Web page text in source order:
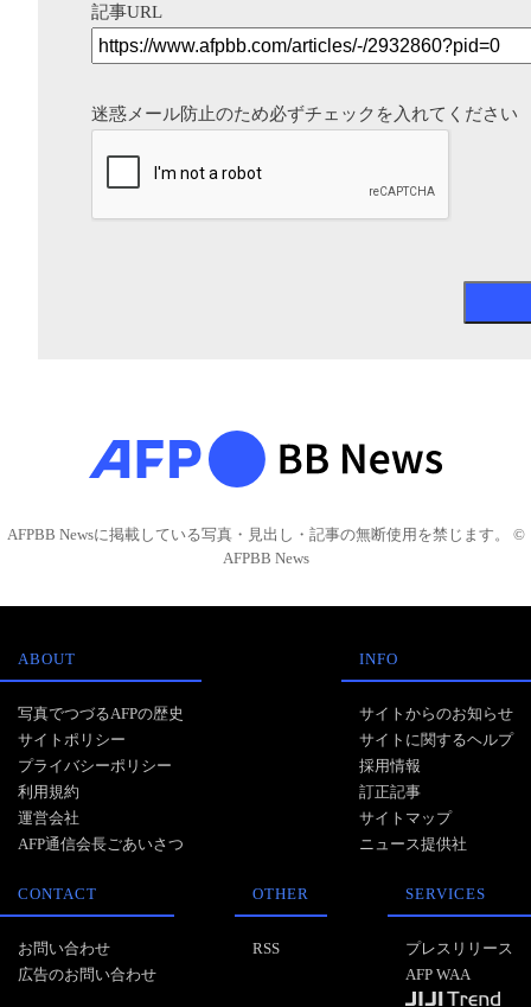
記事URL
迷惑メール防止のため必ずチェックを入れてください
AFPBB Newsに掲載している写真・見出し・記事の無断使用を禁じます。 ©
AFPBB News
ABOUT
写真でつづるAFPの歴史
サイトポリシー
プライバシーポリシー
利用規約
運営会社
AFP通信会長ごあいさつ
INFO
サイトからのお知らせ
サイトに関するヘルプ
採用情報
訂正記事
サイトマップ
ニュース提供社
CONTACT
お問い合わせ
広告のお問い合わせ
OTHER
RSS
SERVICES
プレスリリース
AFP WAA